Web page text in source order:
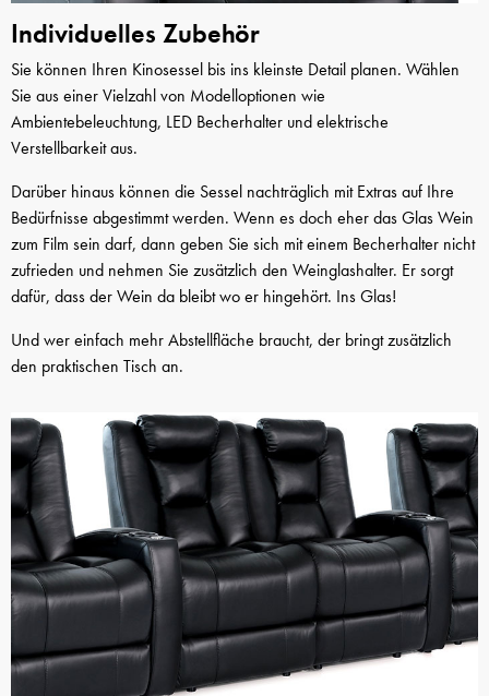
Individuelles Zubehör
Sie können Ihren Kinosessel bis ins kleinste Detail planen. Wählen
Sie aus einer Vielzahl von Modelloptionen wie
Ambientebeleuchtung, LED Becherhalter und elektrische
Verstellbarkeit aus.
Darüber hinaus können die Sessel nachträglich mit Extras auf Ihre
Bedürfnisse abgestimmt werden. Wenn es doch eher das Glas Wein
zum Film sein darf, dann geben Sie sich mit einem Becherhalter nicht
zufrieden und nehmen Sie zusätzlich den Weinglashalter. Er sorgt
dafür, dass der Wein da bleibt wo er hingehört. Ins Glas!
Und wer einfach mehr Abstellfläche braucht, der bringt zusätzlich
den praktischen Tisch an.